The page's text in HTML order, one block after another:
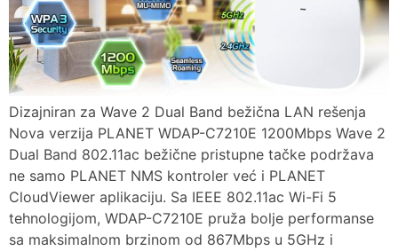
Dizajniran za Wave 2 Dual Band bežična LAN rešenja
Nova verzija PLANET WDAP-C7210E 1200Mbps Wave 2
Dual Band 802.11ac bežične pristupne tačke podržava
ne samo PLANET NMS kontroler već i PLANET
CloudViewer aplikaciju. Sa IEEE 802.11ac Wi-Fi 5
tehnologijom, WDAP-C7210E pruža bolje performanse
sa maksimalnom brzinom od 867Mbps u 5GHz i